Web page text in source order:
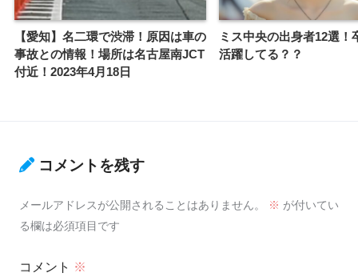
【愛知】名二環で渋滞！原因は車の
事故との情報！場所は名古屋南JCT
付近！2023年4月18日
ミス中央の出身者12選！
活躍してる？？
コメントを残す
メールアドレスが公開されることはありません。 ※ が付いてい
る欄は必須項目です
コメント ※